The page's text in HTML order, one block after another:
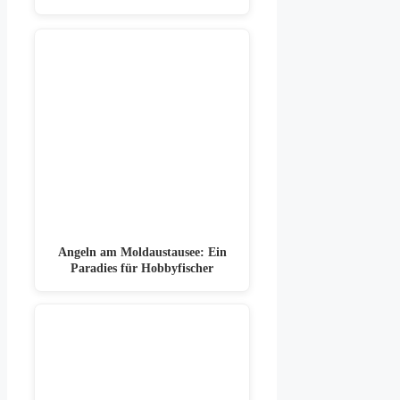
Angeln am Moldaustausee: Ein
Paradies für Hobbyfischer